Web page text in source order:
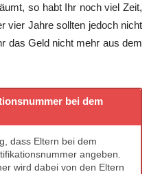
so habt Ihr noch viel Zeit,
vier Jahre sollten jedoch nicht
das Geld nicht mehr aus dem
bei dem
dass Eltern bei dem
angeben.
wird dabei von den Eltern